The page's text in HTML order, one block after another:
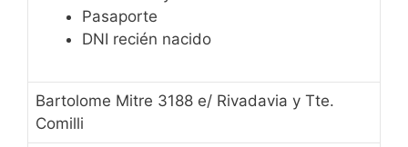
Pasaporte
DNI recién nacido
Bartolome Mitre 3188 e/ Rivadavia y Tte.
Comilli